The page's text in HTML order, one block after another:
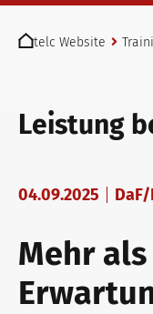
telc Remote Tests
telc exams in Bad
Become a telc
Find a telc
General German
Teaching materials
Learning German
German for university
Training programme
Examining and
In-house events
ZQ BSK
telc Website
Leistung
04.09.2025
Mehr